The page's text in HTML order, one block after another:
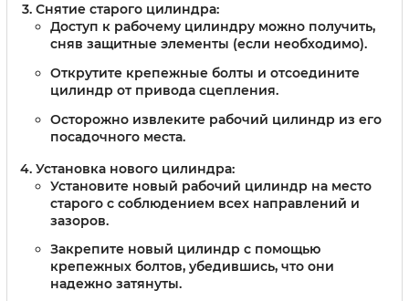
Снятие старого цилиндра:
Доступ к рабочему цилиндру можно получить,
сняв защитные элементы (если необходимо).
Открутите крепежные болты и отсоедините
цилиндр от привода сцепления.
Осторожно извлеките рабочий цилиндр из его
посадочного места.
Установка нового цилиндра:
Установите новый рабочий цилиндр на место
старого с соблюдением всех направлений и
зазоров.
Закрепите новый цилиндр с помощью
крепежных болтов, убедившись, что они
надежно затянуты.